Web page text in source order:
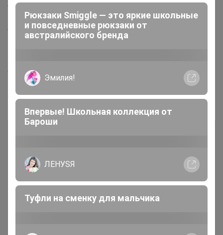
ежегодно пополняющейся новыми экземплярами
коллекции Bukowski каждый найдет пушистого друга
себе по душе! Вес: 0.11 кг Объем упаковки: 0.0029 м
Артикул
Комментарии
Чтобы написать комментарий необходимо
Рюкзаки Smiggle — это яркие школьные
и повседневные рюкзаки от
австралийского бренда
Эмилия!
Впервые! Школьная коллекция от
Бароши
ЛЕНУSЯ
Туфли на сменку для мальчика